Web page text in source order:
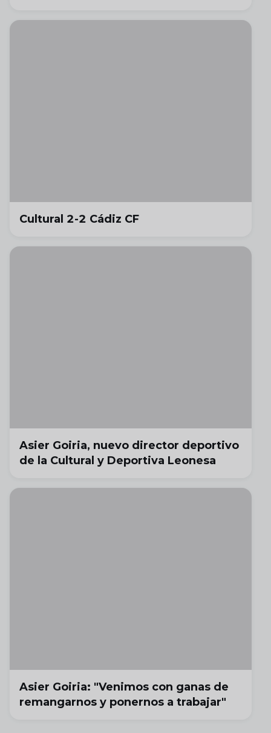
Cultural 2-2 Cádiz CF
Asier Goiria, nuevo director deportivo
de la Cultural y Deportiva Leonesa
Asier Goiria: "Venimos con ganas de
remangarnos y ponernos a trabajar"